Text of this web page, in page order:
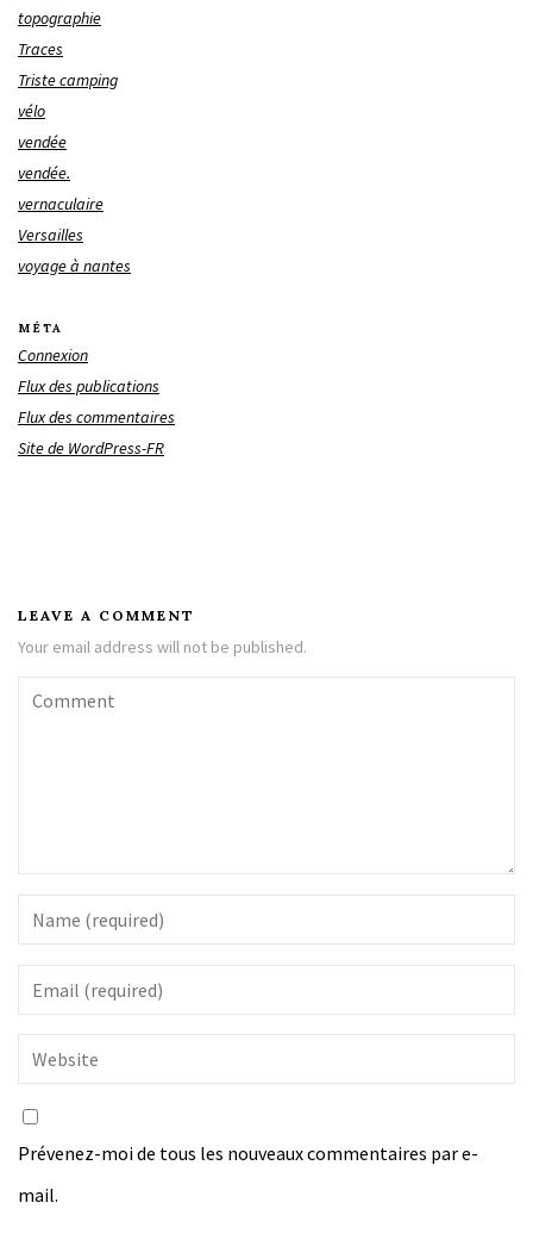
topographie
Traces
Triste camping
vélo
vendée
vendée.
vernaculaire
Versailles
voyage à nantes
MÉTA
Connexion
Flux des publications
Flux des commentaires
Site de WordPress-FR
LEAVE A COMMENT
Your email address will not be published.
Prévenez-moi de tous les nouveaux commentaires par e-
mail.